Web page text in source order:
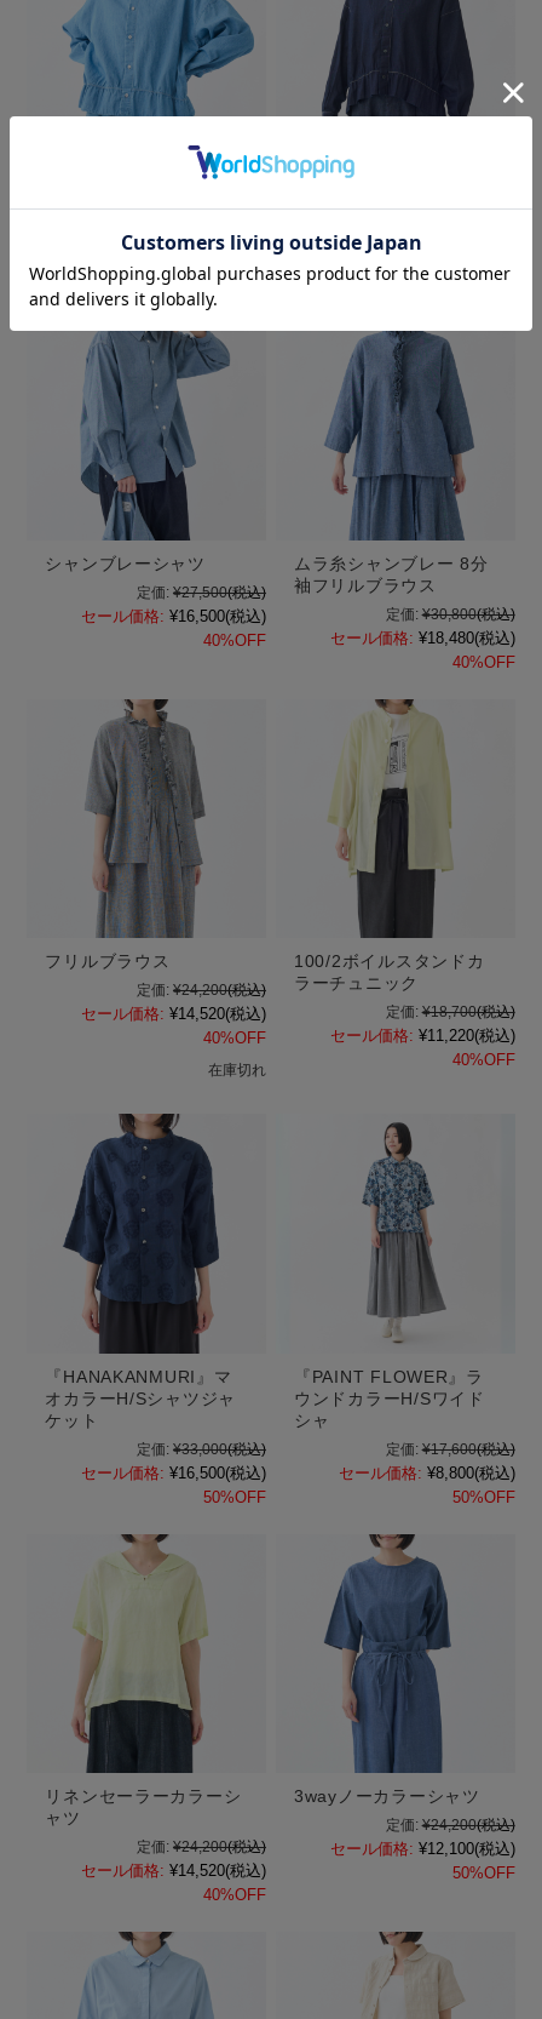
5.5ozデニム フリルヘム
¥36,300 (税込)
5.5ozデニム フリルヘム
シャツ
¥35,200 (税込)
シャンブレーシャツ
定価: ¥27,500(税込)
セール価格: ¥16,500(税込)
40%OFF
ムラ糸シャンブレー 8分
袖フリルブラウス
定価: ¥30,800(税込)
セール価格: ¥18,480(税込)
40%OFF
フリルブラウス
定価: ¥24,200(税込)
セール価格: ¥14,520(税込)
40%OFF
在庫切れ
100/2ボイルスタンドカ
ラーチュニック
定価: ¥18,700(税込)
セール価格: ¥11,220(税込)
40%OFF
『HANAKANMURI』マ
オカラーH/Sシャツジャ
ケット
定価: ¥33,000(税込)
セール価格: ¥16,500(税込)
50%OFF
『PAINT FLOWER』ラ
ウンドカラーH/Sワイド
シャ
定価: ¥17,600(税込)
セール価格: ¥8,800(税込)
50%OFF
リネンセーラーカラーシ
ャツ
定価: ¥24,200(税込)
セール価格: ¥14,520(税込)
40%OFF
3wayノーカラーシャツ
定価: ¥24,200(税込)
セール価格: ¥12,100(税込)
50%OFF